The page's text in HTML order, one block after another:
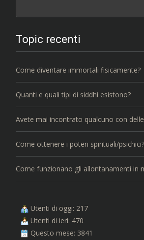
Topic recenti
Come diventare immortali fisicamente?
Quanti e quali tipi di siddhi esistono?
Avete mai incontrato qualcuno con
Come ottenere i poteri spirituali/psichici?
Come funzionano gli allontanamenti in
Utenti di oggi: 217
Utenti di ieri: 470
Questo mese: 3841